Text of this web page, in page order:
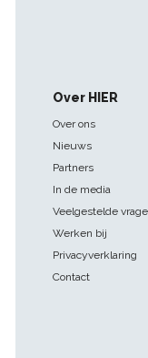
Footer
navigatie
Over HIER
Over ons
Nieuws
Partners
In de media
Veelgestelde
Werken bij
Privacyverklaring
Contact